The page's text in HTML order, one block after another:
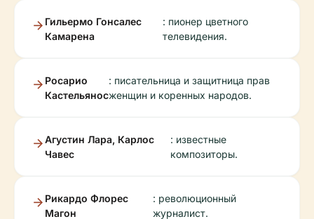
Гильермо Гонсалес
Камарена
: пионер цветного
телевидения.
Росарио
Кастельянос
: писательница и защитница прав
женщин и коренных народов.
Агустин Лара, Карлос
Чавес
: известные
композиторы.
Рикардо Флорес
Магон
: революционный
журналист.